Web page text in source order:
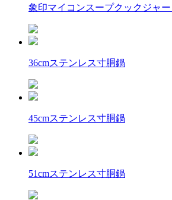
象印マイコンスープクックジャ
36cmステンレス寸胴鍋
45cmステンレス寸胴鍋
51cmステンレス寸胴鍋